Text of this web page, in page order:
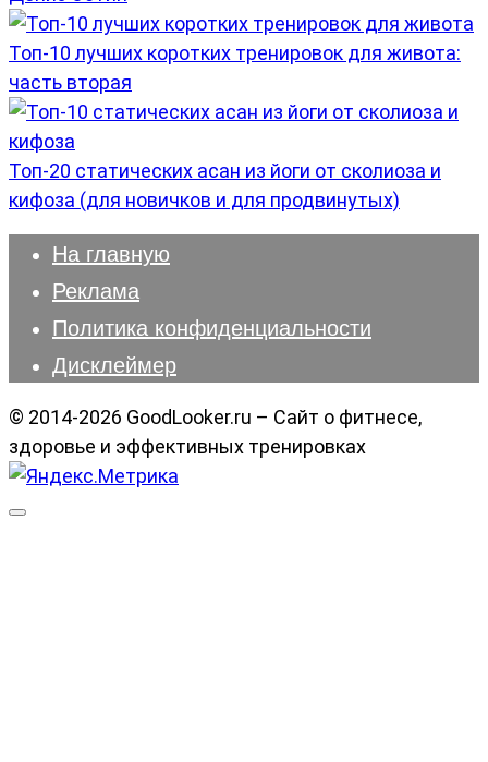
Топ-10 лучших коротких тренировок для живота:
часть вторая
Топ-20 статических асан из йоги от сколиоза и
кифоза (для новичков и для продвинутых)
На главную
Реклама
Политика конфиденциальности
Дисклеймер
© 2014-2026 GoodLooker.ru – Сайт о фитнесе,
здоровье и эффективных тренировках